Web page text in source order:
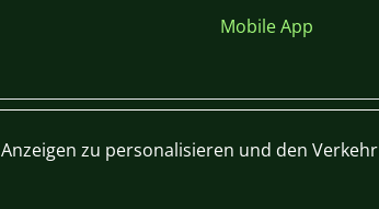
Mobile App
zu personalisieren und den Verkehr